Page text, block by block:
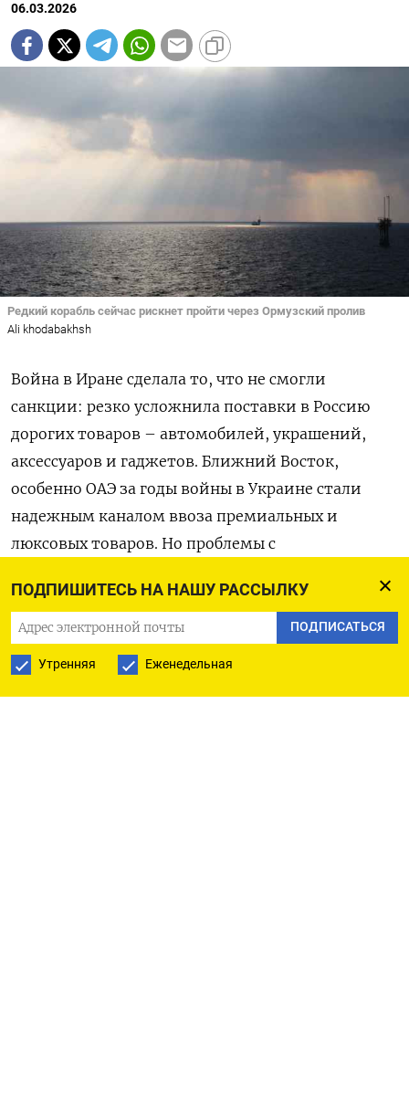
ПОДПИШИТЕСЬ НА НАШУ РАССЫЛКУ
ПОДПИСАТЬСЯ
Утренняя Еженедельная
06.03.2026
Редкий корабль сейчас рискнет пройти через Ормузский пролив
Ali khodabakhsh
Война в Иране сделала то, что не смогли
санкции: резко усложнила поставки в Россию
дорогих товаров – автомобилей, украшений,
аксессуаров и гаджетов. Ближний Восток,
особенно ОАЭ за годы войны в Украине стали
надежным каналом ввоза премиальных и
люксовых товаров. Но проблемы с
судоходства в Ормузском проливе существенно
сократили этот поток.
«Если конфликт продлится больше месяца, то
российский рынок люкса почувствует дефицит,